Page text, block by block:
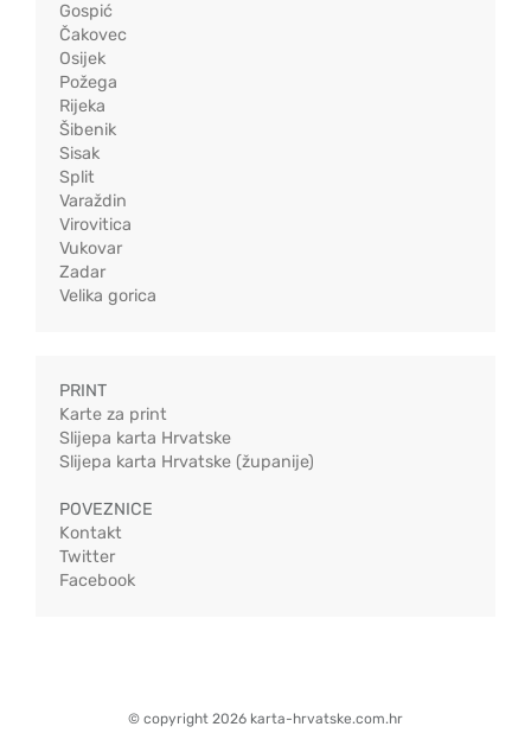
Gospić
Čakovec
Osijek
Požega
Rijeka
Šibenik
Sisak
Split
Varaždin
Virovitica
Vukovar
Zadar
Velika gorica
PRINT
Karte za print
Slijepa karta Hrvatske
Slijepa karta Hrvatske (županije)
POVEZNICE
Kontakt
Twitter
Facebook
© copyright 2026 karta-hrvatske.com.hr